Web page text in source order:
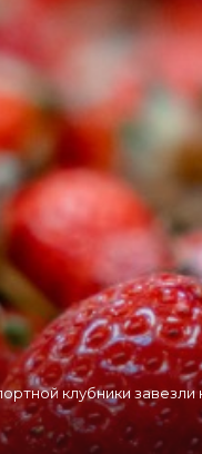
клубники завезли